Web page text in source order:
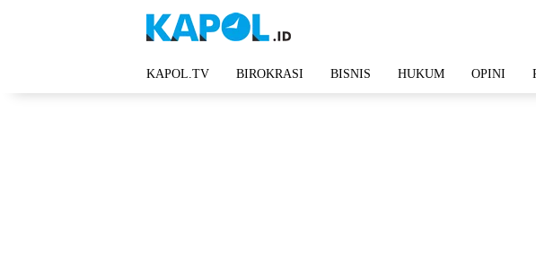
KAPOL.TV BIROKRASI BISNIS HUKUM OPINI